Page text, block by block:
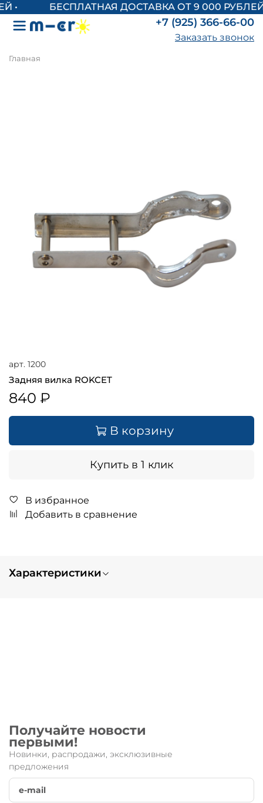
БЕСПЛАТНАЯ ДОСТАВКА ОТ 9 000 РУБЛЕЙ
+7 (925) 366-66-00
Заказать звонок
Главная
арт. 1200
Задняя вилка ROKCET
840 ₽
В корзину
Купить в 1 клик
В избранное
Добавить в сравнение
Характеристики
Получайте новости
первыми!
Новинки, распродажи, эксклюзивные
предложения